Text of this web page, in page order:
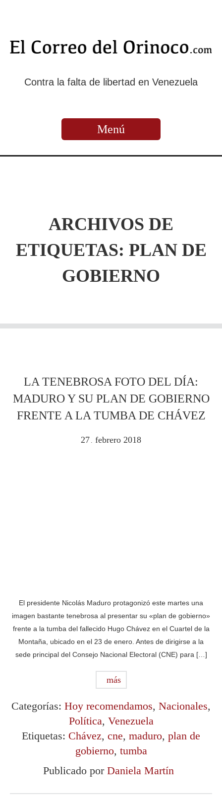
Contra la falta de libertad en Venezuela
Menú
ARCHIVOS DE
ETIQUETAS: PLAN DE
GOBIERNO
LA TENEBROSA FOTO DEL DÍA:
MADURO Y SU PLAN DE GOBIERNO
FRENTE A LA TUMBA DE CHÁVEZ
27 . febrero 2018
El presidente Nicolás Maduro protagonizó este martes una
imagen bastante tenebrosa al presentar su «plan de gobierno»
frente a la tumba del fallecido Hugo Chávez en el Cuartel de la
Montaña, ubicado en el 23 de enero. Antes de dirigirse a la
sede principal del Consejo Nacional Electoral (CNE) para […]
más
Categorías: Hoy recomendamos, Nacionales,
Política, Venezuela
Etiquetas: Chávez, cne, maduro, plan de
gobierno, tumba
Publicado por Daniela Martín